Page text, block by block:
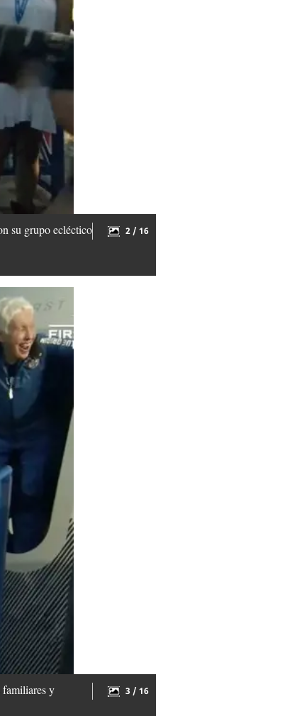
su grupo ecléctico
2 / 16
familiares y
3 / 16